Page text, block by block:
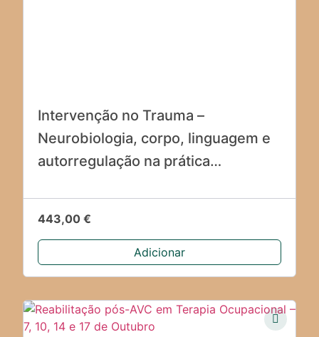
Intervenção no Trauma –
Neurobiologia, corpo, linguagem e
autorregulação na prática
443,00 €
Adicionar